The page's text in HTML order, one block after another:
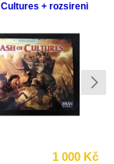
+ rozsireni
1 000 Kč